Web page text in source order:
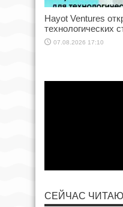
Hayot Ventures
технологических
07.08.2026 17:10
СЕЙЧАС